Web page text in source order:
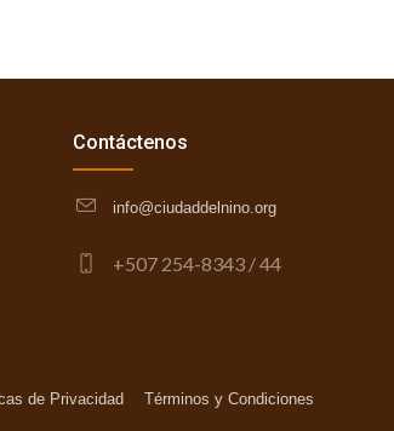
Contáctenos
info@ciudaddelnino.org
+507 254-8343 / 44
de Privacidad Términos y Condiciones